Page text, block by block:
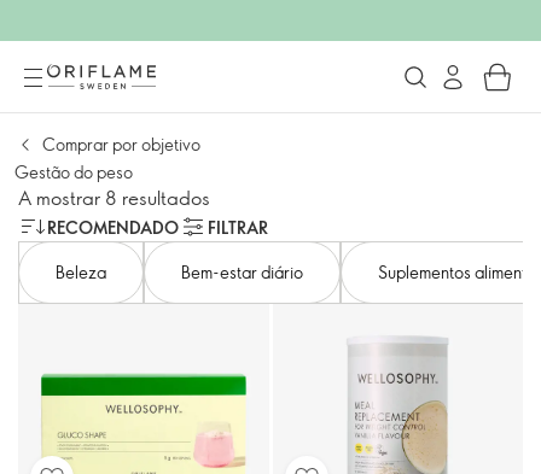
Comprar por objetivo
Gestão do peso
A mostrar 8 resultados
RECOMENDADO
FILTRAR
Beleza
Bem-estar diário Suplementos